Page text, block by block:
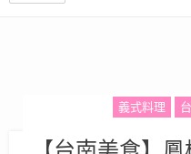
義式料理